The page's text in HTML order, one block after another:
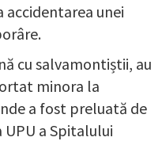
accidentarea unei
cu salvamontiștii, au
minora la
a fost preluată de
UPU a Spitalului